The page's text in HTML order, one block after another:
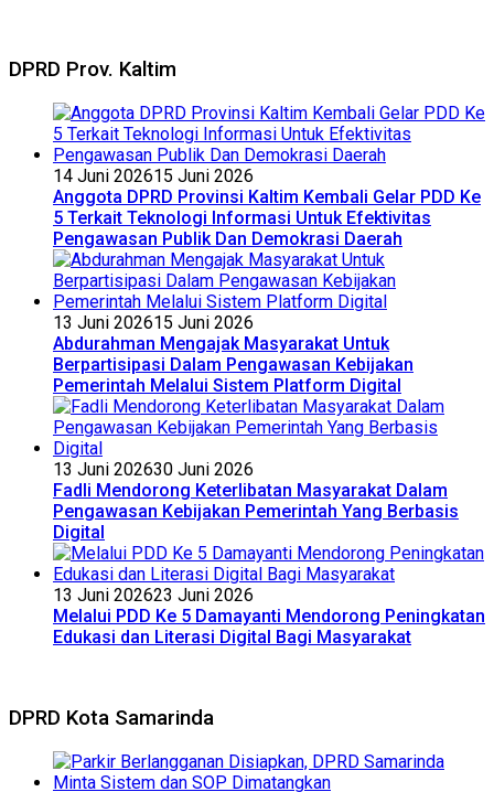
DPRD Prov. Kaltim
14 Juni 202615 Juni 2026
Anggota DPRD Provinsi Kaltim Kembali Gelar PDD Ke
5 Terkait Teknologi Informasi Untuk Efektivitas
Pengawasan Publik Dan Demokrasi Daerah
13 Juni 202615 Juni 2026
Abdurahman Mengajak Masyarakat Untuk
Berpartisipasi Dalam Pengawasan Kebijakan
Pemerintah Melalui Sistem Platform Digital
13 Juni 202630 Juni 2026
Fadli Mendorong Keterlibatan Masyarakat Dalam
Pengawasan Kebijakan Pemerintah Yang Berbasis
Digital
13 Juni 202623 Juni 2026
Melalui PDD Ke 5 Damayanti Mendorong Peningkatan
Edukasi dan Literasi Digital Bagi Masyarakat
DPRD Kota Samarinda